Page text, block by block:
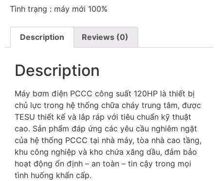
Tình trạng : máy mới 100%
Description Reviews (0)
Description
Máy bơm điện PCCC công suất 120HP là thiết bị
chủ lực trong hệ thống chữa cháy trung tâm, được
TESU thiết kế và lắp ráp với tiêu chuẩn kỹ thuật
cao. Sản phẩm đáp ứng các yêu cầu nghiêm ngặt
của hệ thống PCCC tại nhà máy, tòa nhà cao tầng,
khu công nghiệp và kho chứa xăng dầu, đảm bảo
hoạt động ổn định – an toàn – tin cậy trong mọi
tình huống khẩn cấp.